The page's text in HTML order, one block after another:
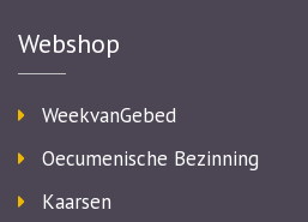
Webshop
WeekvanGebed
Oecumenische Bezinning
Kaarsen